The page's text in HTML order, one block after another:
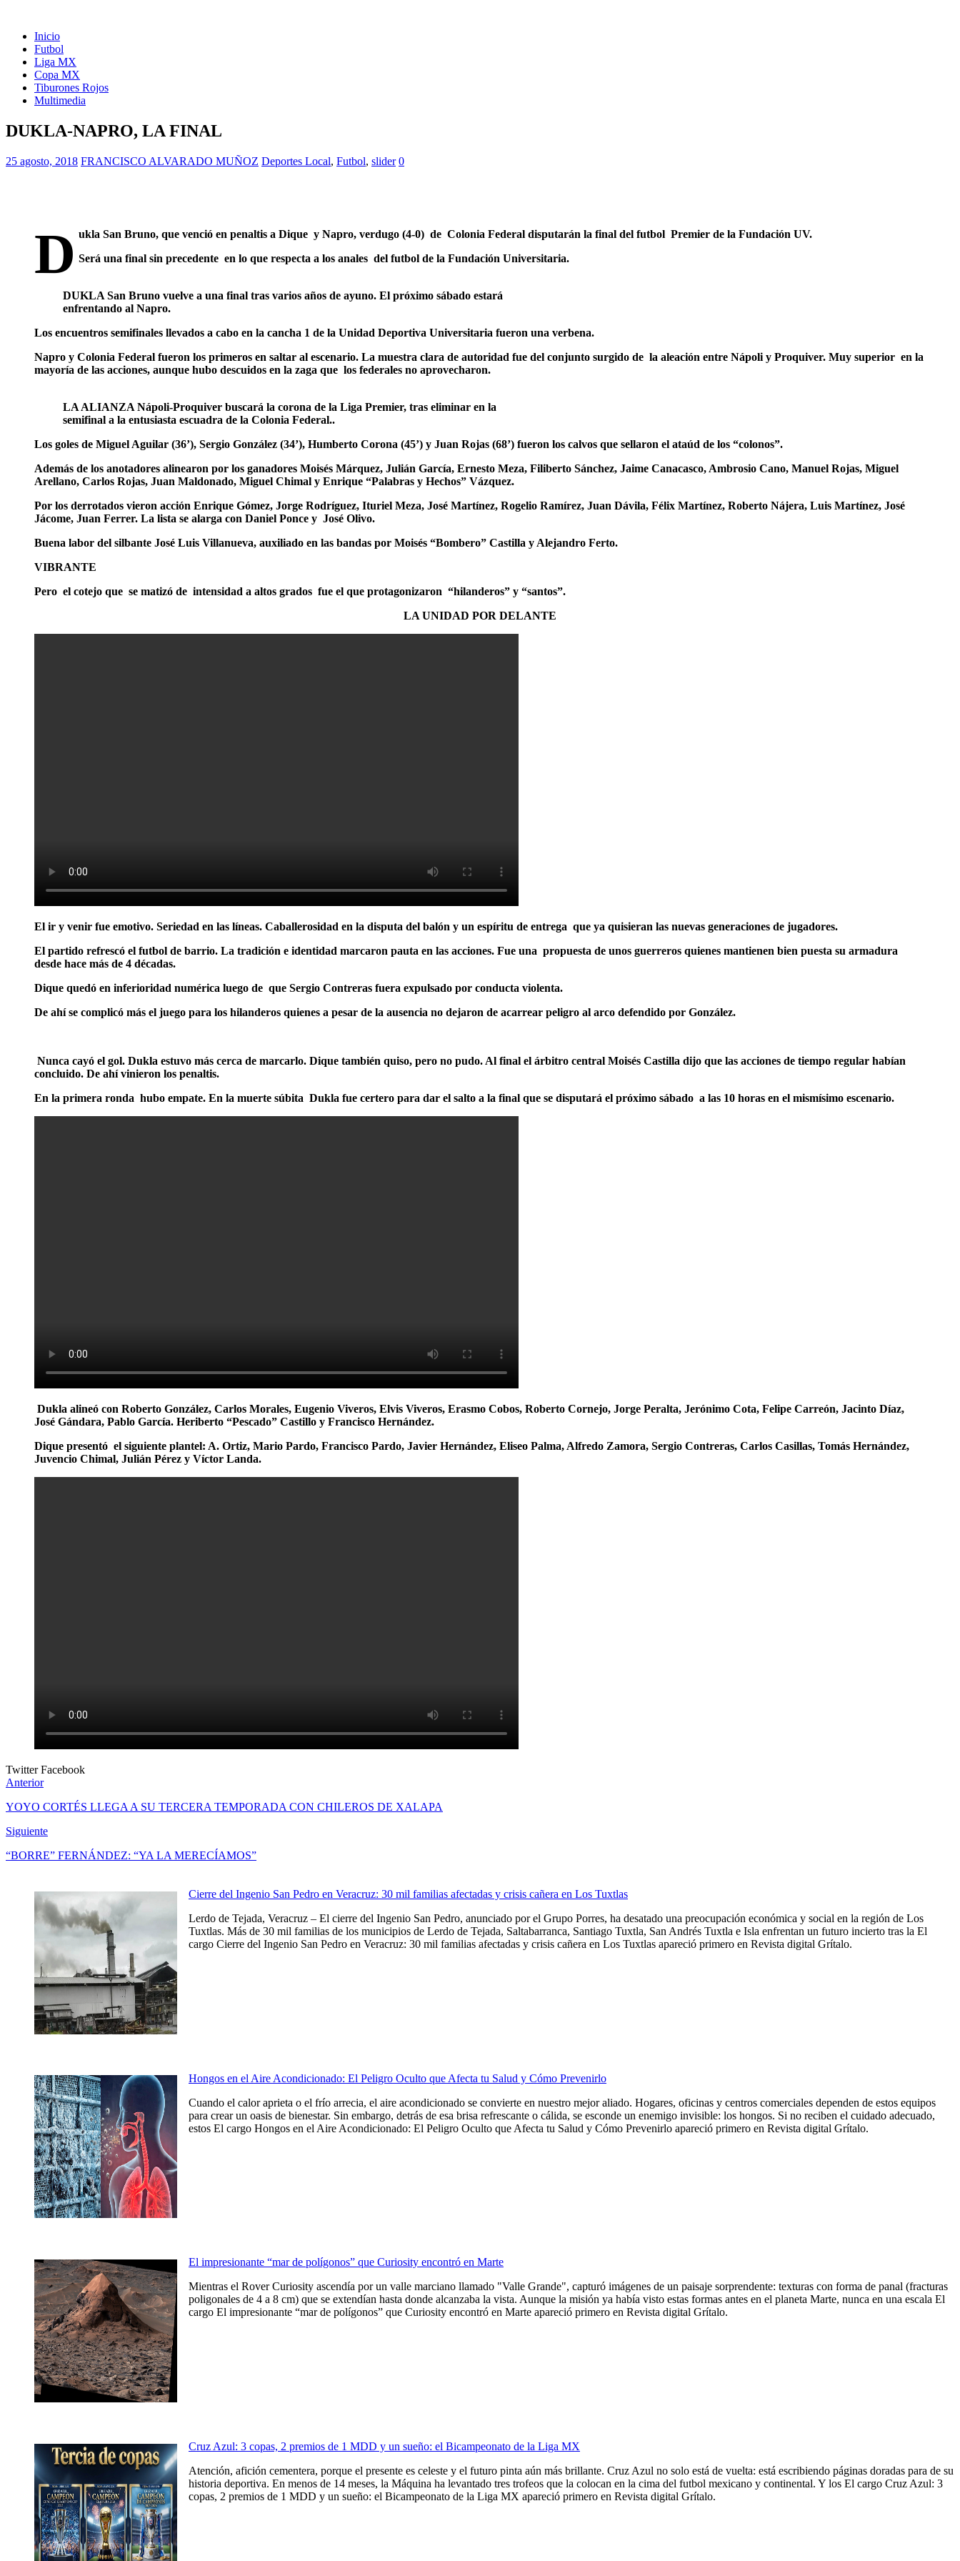
Inicio
Futbol
Liga MX
Copa MX
Tiburones Rojos
Multimedia
DUKLA-NAPRO, LA FINAL
25 agosto, 2018 FRANCISCO ALVARADO MUÑOZ Deportes Local, Futbol, slider 0
D ukla San Bruno, que venció en penaltis a Dique y Napro, verdugo (4-0) de Colonia Federal disputarán la final del futbol Premier de la Fundación UV.
Será una final sin precedente en lo que respecta a los anales del futbol de la Fundación Universitaria.
DUKLA San Bruno vuelve a una final tras varios años de ayuno. El próximo sábado estará
enfrentando al Napro.
Los encuentros semifinales llevados a cabo en la cancha 1 de la Unidad Deportiva Universitaria fueron una verbena.
Napro y Colonia Federal fueron los primeros en saltar al escenario. La muestra clara de autoridad fue del conjunto surgido de la aleación entre Nápoli y Proquiver. Muy superior en la
mayoría de las acciones, aunque hubo descuidos en la zaga que los federales no aprovecharon.
LA ALIANZA Nápoli-Proquiver buscará la corona de la Liga Premier, tras eliminar en la
semifinal a la entusiasta escuadra de la Colonia Federal..
Los goles de Miguel Aguilar (36’), Sergio González (34’), Humberto Corona (45’) y Juan Rojas (68’) fueron los calvos que sellaron el ataúd de los “colonos”.
Además de los anotadores alinearon por los ganadores Moisés Márquez, Julián García, Ernesto Meza, Filiberto Sánchez, Jaime Canacasco, Ambrosio Cano, Manuel Rojas, Miguel
Arellano, Carlos Rojas, Juan Maldonado, Miguel Chimal y Enrique “Palabras y Hechos” Vázquez.
Por los derrotados vieron acción Enrique Gómez, Jorge Rodríguez, Ituriel Meza, José Martínez, Rogelio Ramírez, Juan Dávila, Félix Martínez, Roberto Nájera, Luis Martínez, José
Jácome, Juan Ferrer. La lista se alarga con Daniel Ponce y José Olivo.
Buena labor del silbante José Luis Villanueva, auxiliado en las bandas por Moisés “Bombero” Castilla y Alejandro Ferto.
VIBRANTE
Pero el cotejo que se matizó de intensidad a altos grados fue el que protagonizaron “hilanderos” y “santos”.
LA UNIDAD POR DELANTE
El ir y venir fue emotivo. Seriedad en las líneas. Caballerosidad en la disputa del balón y un espíritu de entrega que ya quisieran las nuevas generaciones de jugadores.
El partido refrescó el futbol de barrio. La tradición e identidad marcaron pauta en las acciones. Fue una propuesta de unos guerreros quienes mantienen bien puesta su armadura
desde hace más de 4 décadas.
Dique quedó en inferioridad numérica luego de que Sergio Contreras fuera expulsado por conducta violenta.
De ahí se complicó más el juego para los hilanderos quienes a pesar de la ausencia no dejaron de acarrear peligro al arco defendido por González.
Nunca cayó el gol. Dukla estuvo más cerca de marcarlo. Dique también quiso, pero no pudo. Al final el árbitro central Moisés Castilla dijo que las acciones de tiempo regular habían
concluido. De ahí vinieron los penaltis.
En la primera ronda hubo empate. En la muerte súbita Dukla fue certero para dar el salto a la final que se disputará el próximo sábado a las 10 horas en el mismísimo escenario.
Dukla alineó con Roberto González, Carlos Morales, Eugenio Viveros, Elvis Viveros, Erasmo Cobos, Roberto Cornejo, Jorge Peralta, Jerónimo Cota, Felipe Carreón, Jacinto Díaz,
José Gándara, Pablo García. Heriberto “Pescado” Castillo y Francisco Hernández.
Dique presentó el siguiente plantel: A. Ortiz, Mario Pardo, Francisco Pardo, Javier Hernández, Eliseo Palma, Alfredo Zamora, Sergio Contreras, Carlos Casillas, Tomás Hernández,
Juvencio Chimal, Julián Pérez y Víctor Landa.
TwitterFacebook
Anterior
YOYO CORTÉS LLEGA A SU TERCERA TEMPORADA CON CHILEROS DE XALAPA
Siguiente
“BORRE” FERNÁNDEZ: “YA LA MERECÍAMOS”
Cierre del Ingenio San Pedro en Veracruz: 30 mil familias afectadas y crisis cañera en Los Tuxtlas
Lerdo de Tejada, Veracruz – El cierre del Ingenio San Pedro, anunciado por el Grupo Porres, ha desatado una preocupación económica y social en la región de Los
Tuxtlas. Más de 30 mil familias de los municipios de Lerdo de Tejada, Saltabarranca, Santiago Tuxtla, San Andrés Tuxtla e Isla enfrentan un futuro incierto tras la El
cargo Cierre del Ingenio San Pedro en Veracruz: 30 mil familias afectadas y crisis cañera en Los Tuxtlas apareció primero en Revista digital Grítalo.
Hongos en el Aire Acondicionado: El Peligro Oculto que Afecta tu Salud y Cómo Prevenirlo
Cuando el calor aprieta o el frío arrecia, el aire acondicionado se convierte en nuestro mejor aliado. Hogares, oficinas y centros comerciales dependen de estos equipos
para crear un oasis de bienestar. Sin embargo, detrás de esa brisa refrescante o cálida, se esconde un enemigo invisible: los hongos. Si no reciben el cuidado adecuado,
estos El cargo Hongos en el Aire Acondicionado: El Peligro Oculto que Afecta tu Salud y Cómo Prevenirlo apareció primero en Revista digital Grítalo.
El impresionante “mar de polígonos” que Curiosity encontró en Marte
Mientras el Rover Curiosity ascendía por un valle marciano llamado "Valle Grande", capturó imágenes de un paisaje sorprendente: texturas con forma de panal (fracturas
poligonales de 4 a 8 cm) que se extendían hasta donde alcanzaba la vista. Aunque la misión ya había visto estas formas antes en el planeta Marte, nunca en una escala El
cargo El impresionante “mar de polígonos” que Curiosity encontró en Marte apareció primero en Revista digital Grítalo.
Cruz Azul: 3 copas, 2 premios de 1 MDD y un sueño: el Bicampeonato de la Liga MX
Atención, afición cementera, porque el presente es celeste y el futuro pinta aún más brillante. Cruz Azul no solo está de vuelta: está escribiendo páginas doradas para de su
historia deportiva. En menos de 14 meses, la Máquina ha levantado tres trofeos que la colocan en la cima del futbol mexicano y continental. Y los El cargo Cruz Azul: 3
copas, 2 premios de 1 MDD y un sueño: el Bicampeonato de la Liga MX apareció primero en Revista digital Grítalo.